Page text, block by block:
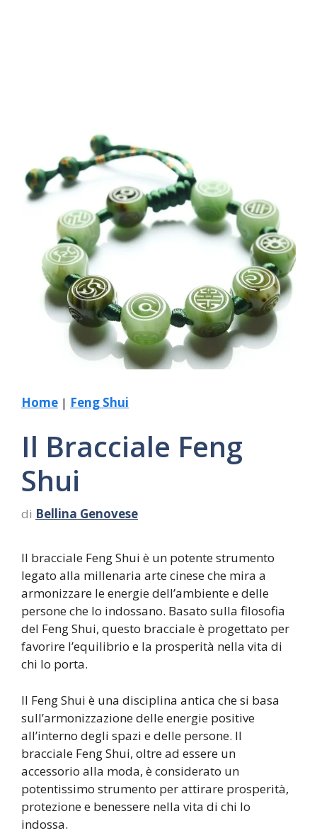
Home | Feng Shui
Il Bracciale Feng
Shui
di Bellina Genovese
Il bracciale Feng Shui è un potente strumento
legato alla millenaria arte cinese che mira a
armonizzare le energie dell’ambiente e delle
persone che lo indossano. Basato sulla filosofia
del Feng Shui, questo bracciale è progettato per
favorire l’equilibrio e la prosperità nella vita di
chi lo porta.
Il Feng Shui è una disciplina antica che si basa
sull’armonizzazione delle energie positive
all’interno degli spazi e delle persone. Il
bracciale Feng Shui, oltre ad essere un
accessorio alla moda, è considerato un
potentissimo strumento per attirare prosperità,
protezione e benessere nella vita di chi lo
indossa.